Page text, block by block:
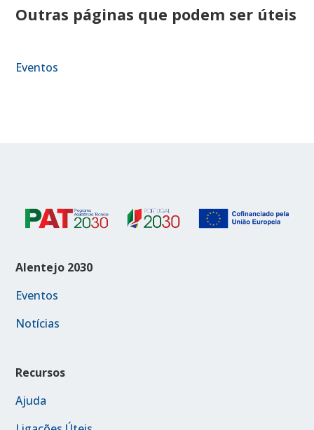
Outras páginas que podem ser úteis
Eventos
Alentejo 2030
Eventos
Notícias
Recursos
Ajuda